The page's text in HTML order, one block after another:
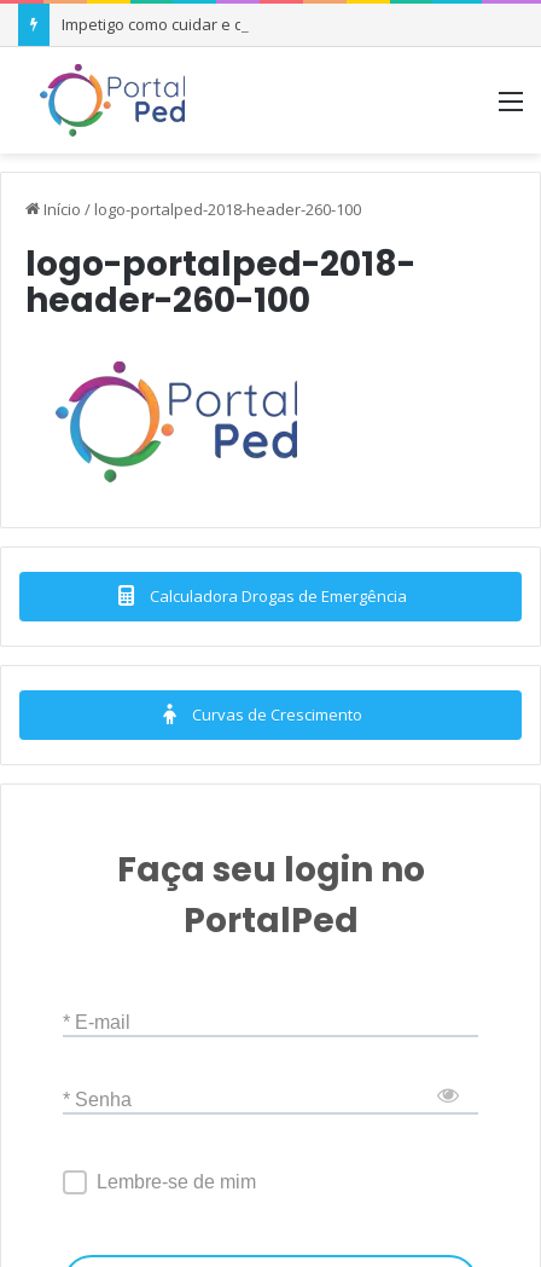
Impetigo como cuidar e quando se preocupar
Início / logo-portalped-2018-header-260-100
logo-portalped-2018-
header-260-100
Calculadora Drogas de Emergência
Curvas de Crescimento
Faça seu login no
PortalPed
* E-mail
* Senha
Lembre-se de mim